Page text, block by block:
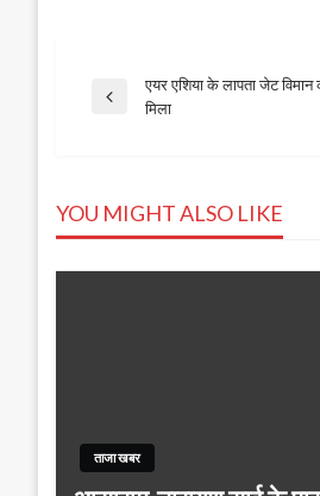
Post
Previous
एयर एशिया के लापता जेट विमान
मिला
YOU MIGHT ALSO LIKE
ताजा खबर